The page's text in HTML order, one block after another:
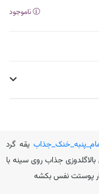
ناموجود
یقه گرد
جذاب روی سینه با
پوستت نفس بکشه